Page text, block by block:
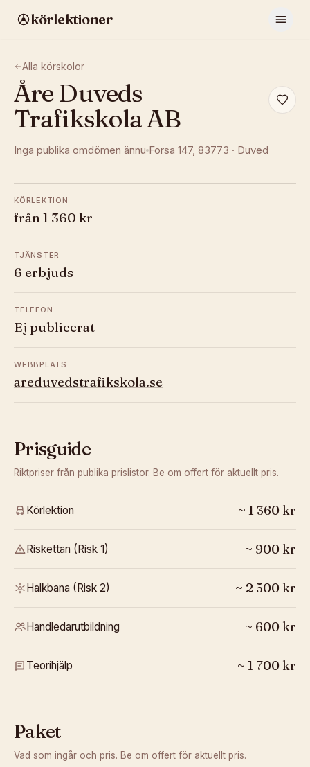
körlektioner
Alla körskolor
Åre Duveds
Trafikskola AB
Inga publika omdömen ännu Forsa 147, 83773 · Duved
KÖRLEKTION
från 1 360 kr
TJÄNSTER
6 erbjuds
TELEFON
Ej publicerat
WEBBPLATS
areduvedstrafikskola.se
Prisguide
Riktpriser från publika prislistor. Be om offert för aktuellt pris.
Körlektion ~ 1 360 kr
Riskettan (Risk 1) ~ 900 kr
Halkbana (Risk 2) ~ 2 500 kr
Handledarutbildning ~ 600 kr
Teorihjälp ~ 1 700 kr
Paket
Vad som ingår och pris. Be om offert för aktuellt pris.